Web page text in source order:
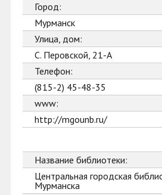
Город:
Мурманск
Улица, дом:
С. Перовской, 21-А
Телефон:
(815-2) 45-48-35
www:
http://mgounb.ru/
Название библиотеки:
Центральная городская
Мурманска